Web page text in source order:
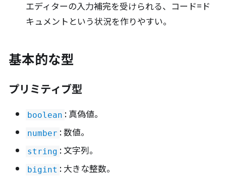
エディターの入力補完を受けられる、コード=ド
キュメントという状況を作りやすい。
基本的な型
プリミティブ型
boolean : 真偽値。
number : 数値。
string : 文字列。
bigint : 大きな整数。